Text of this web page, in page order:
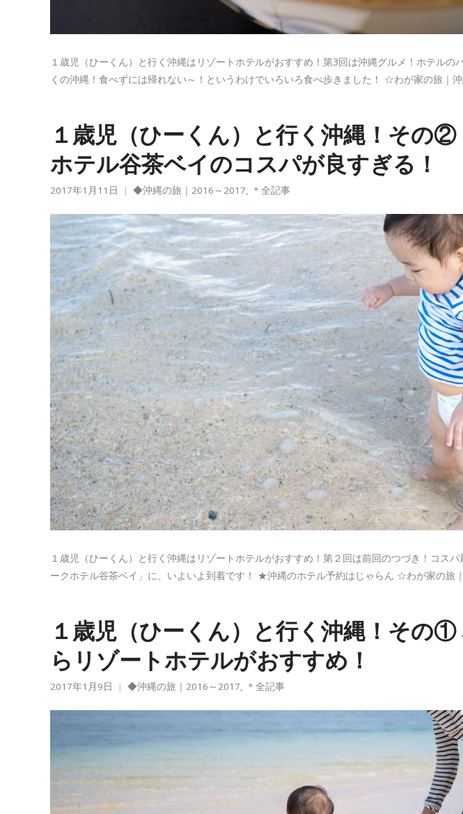
１歳児（ひーくん）と行く沖縄はリゾートホテルがおすすめ！第3回は沖縄グルメ！ホテルの
くの沖縄！食べずには帰れない～！というわけでいろいろ食べ歩きました！ ☆わが家の旅｜
１歳児（ひーくん）と行く沖縄！その
ホテル谷茶ベイのコスパが良すぎる！
2017年1月11日 ◆沖縄の旅｜2016～2017, ＊全記事
１歳児（ひーくん）と行く沖縄はリゾートホテルがおすすめ！第２回は前回のつづき！コス
ークホテル谷茶ベイ」に、いよいよ到着です！ ★沖縄のホテル予約はじゃらん ☆わが家の旅
１歳児（ひーくん）と行く沖縄！その
らリゾートホテルがおすすめ！
2017年1月9日 ◆沖縄の旅｜2016～2017, ＊全記事